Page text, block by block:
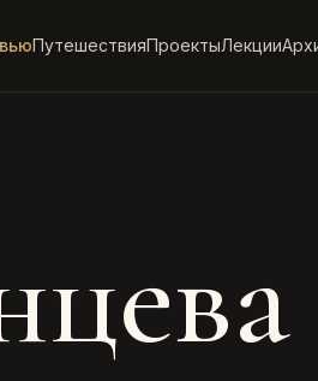
ПутешествияПроектыЛекции